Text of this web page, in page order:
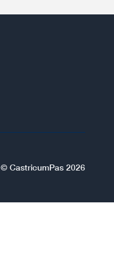
© CastricumPas 2026